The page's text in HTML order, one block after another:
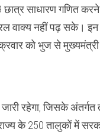
छात्र साधारण गणित
वाक्य नहीं पढ़ सके। इन
को भुज से मुख्यमंत्री
रहेगा, जिसके
के 250 तालुकों में